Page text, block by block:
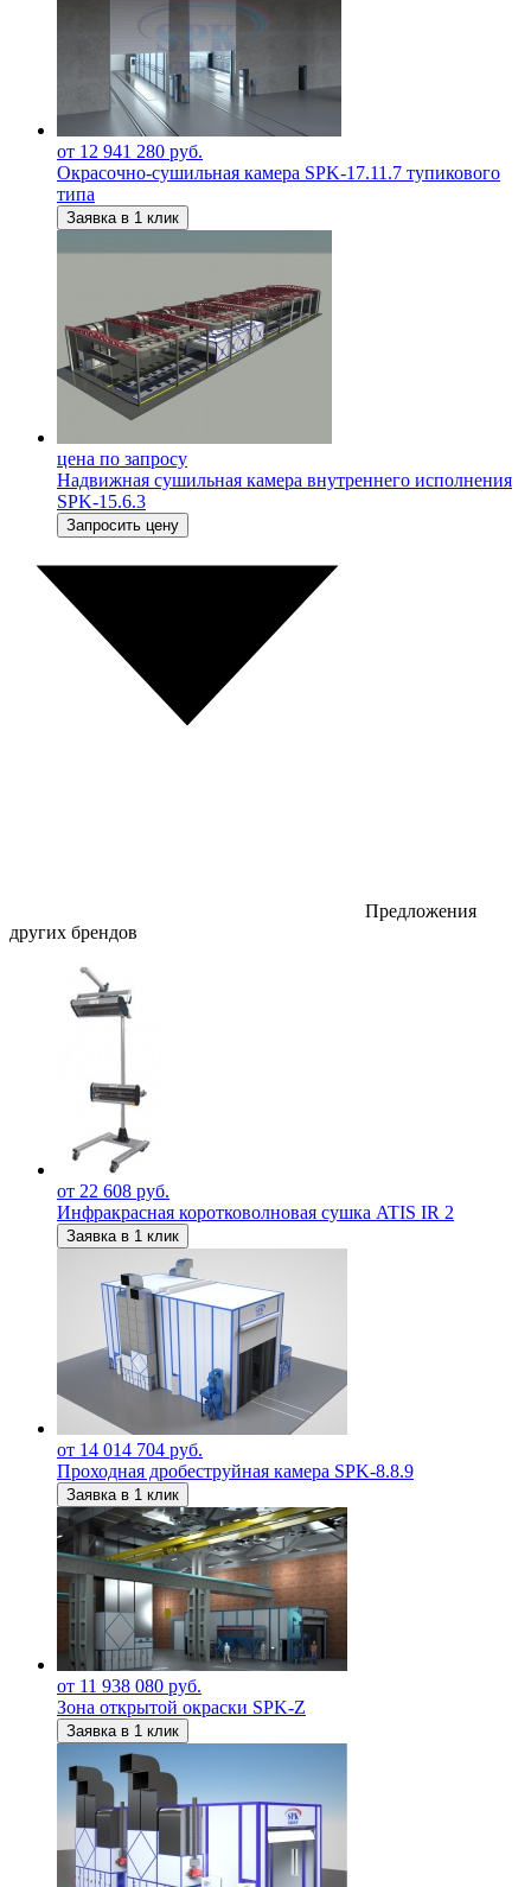
от 12 941 280 руб.
Окрасочно-сушильная камера SPK-17.11.7 тупикового
типа
Заявка в 1 клик
цена по запросу
Надвижная сушильная камера внутреннего исполнения
SPK-15.6.3
Запросить цену
Предложения
других брендов
от 22 608 руб.
Инфракрасная коротковолновая сушка ATIS IR 2
Заявка в 1 клик
от 14 014 704 руб.
Проходная дробеструйная камера SPK-8.8.9
Заявка в 1 клик
от 11 938 080 руб.
Зона открытой окраски SPK-Z
Заявка в 1 клик